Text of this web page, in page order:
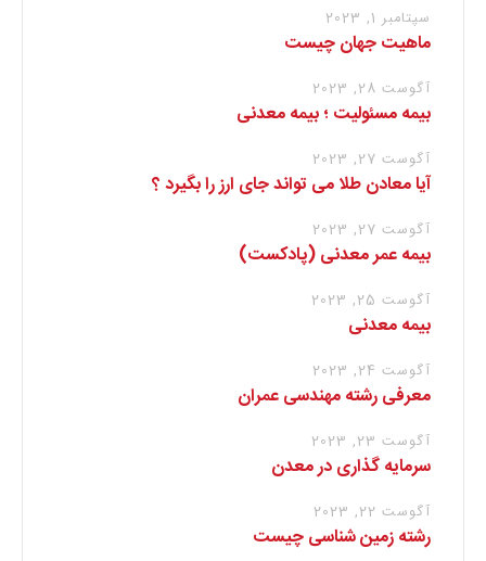
سپتامبر 1, 2023
ماهیت جهان چیست
آگوست 28, 2023
بیمه مسئولیت ؛ بیمه معدنی
آگوست 27, 2023
آیا معادن طلا می تواند جای ارز را بگیرد ؟
آگوست 27, 2023
بیمه عمر معدنی (پادکست)
آگوست 25, 2023
بیمه معدنی
آگوست 24, 2023
معرفی رشته مهندسی عمران
آگوست 23, 2023
سرمایه گذاری در معدن
آگوست 22, 2023
رشته زمین شناسی چیست